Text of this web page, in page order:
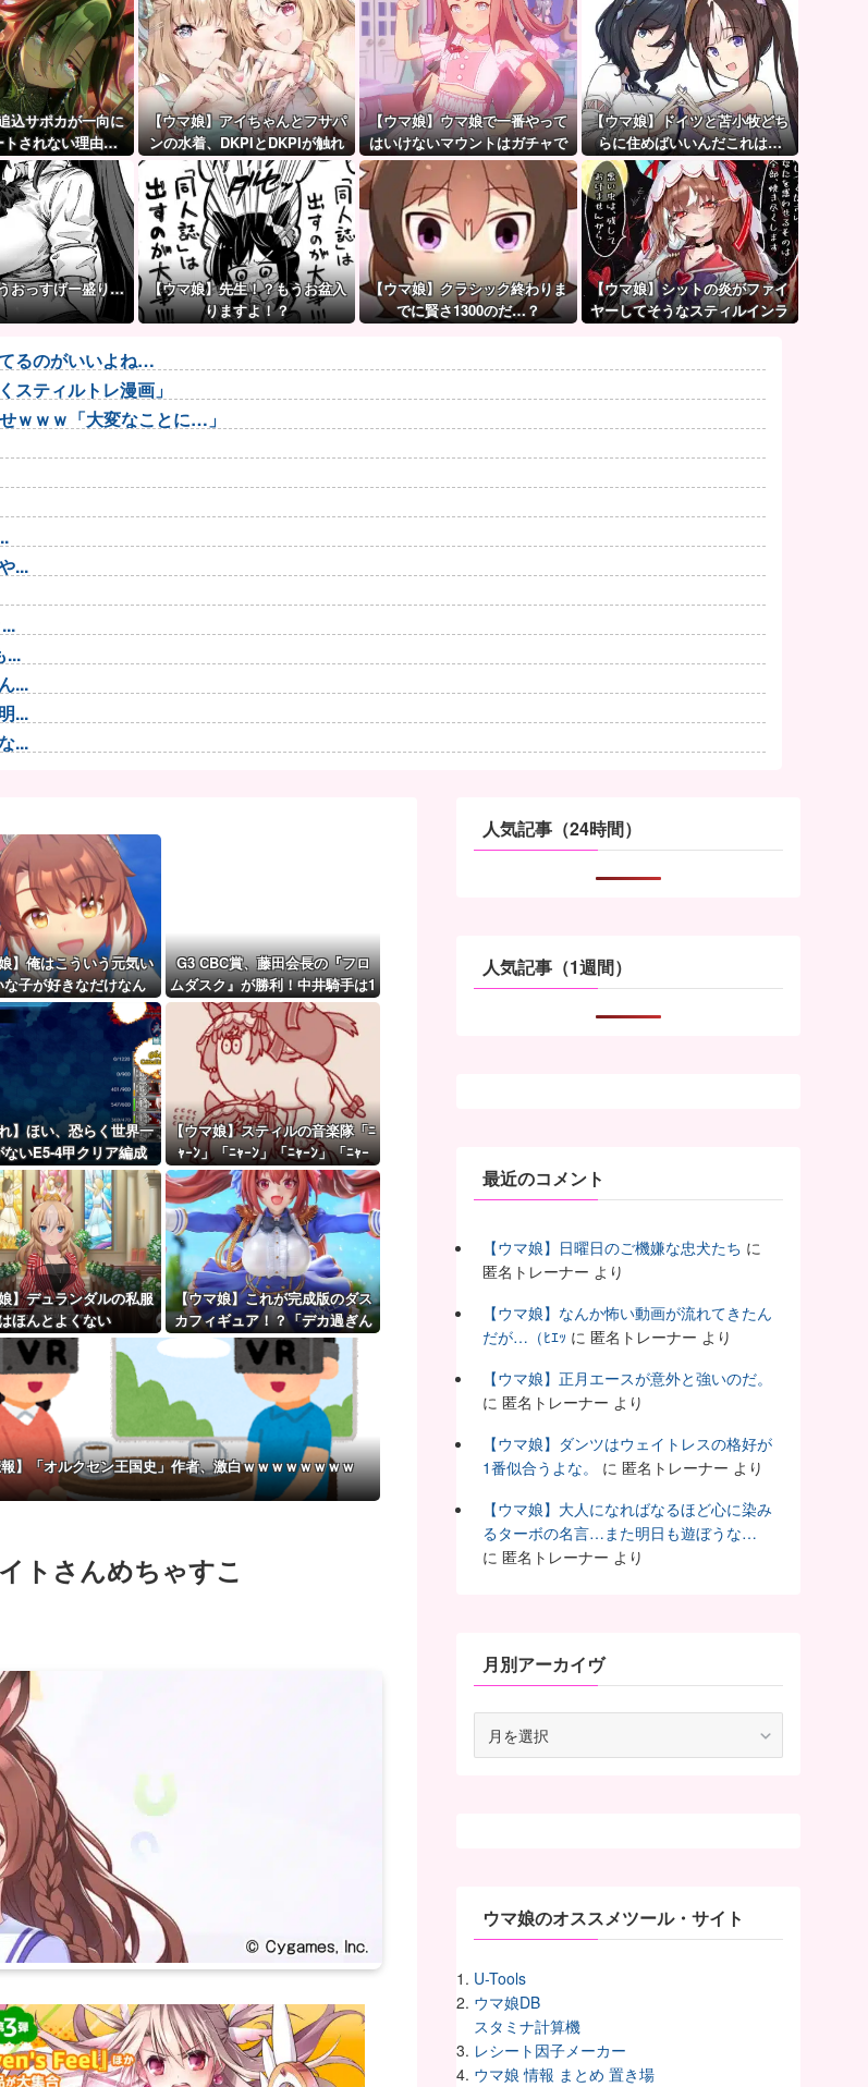
込サポカが一向に
トされない理由…
出さないってこと
は」
【ウマ娘】アイちゃんとフサパ
ンの水着、DKPIとDKPIが触れ
てる構図が良き…
【ウマ娘】ウマ娘で一番やって
はいけないマウントはガチャで
も育成でもグッズでもなく、こ
【ウマ娘】ドイツと苫小牧どち
らに住めばいいんだこれは…
おっすげー盛り…
【ウマ娘】先生！？もうお盆入
りますよ！？
【ウマ娘】クラシック終わりま
でに賢さ1300のだ…？
【ウマ娘】シットの炎がファイ
ヤーしてそうなスティルインラ
るのがいいよね…
スティルトレ漫画」
ｗｗｗ「大変なことに…」
...
...
...
...
...
...
...
】俺はこういう元気い
な子が好きなだけなん
だ…
G3 CBC賞、藤田会長の『フロ
ムダスク』が勝利！中井騎手は1
5年目で重賞初制覇！【ウマ娘民
の反応】
】ほい、恐らく世界一
ないE5-4甲クリア編成
【ウマ娘】スティルの音楽隊「ﾆ
ｬｰﾝ」「ﾆｬｰﾝ」「ﾆｬｰﾝ」「ﾆｬｰ
ﾝ?」
】デュランダルの私服
ほんとよくない
【ウマ娘】これが完成版のダス
カフィギュア！？「デカ過ぎん
だろ…」
】「オルクセン王国史」作者、激白ｗｗｗｗｗｗｗｗ
トさんめちゃすこ
人気記事（24時間）
人気記事（1週間）
最近のコメント
【ウマ娘】日曜日のご機嫌な忠犬たち に
匿名トレーナー より
【ウマ娘】なんか怖い動画が流れてきたん
だが…（ﾋｴｯ に 匿名トレーナー より
【ウマ娘】正月エースが意外と強いのだ。
に 匿名トレーナー より
【ウマ娘】ダンツはウェイトレスの格好が
1番似合うよな。
に 匿名トレーナー より
【ウマ娘】大人になればなるほど心に染み
るターボの名言…また明日も遊ぼうな…
に 匿名トレーナー より
月別アーカイヴ
ウマ娘のオススメツール・サイト
U-Tools
ウマ娘DB
スタミナ計算機
レシート因子メーカー
ウマ娘 情報 まとめ 置き場